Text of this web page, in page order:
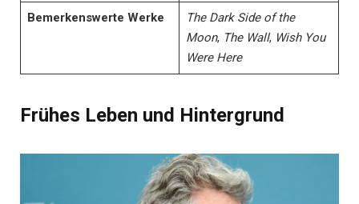
Bemerkenswerte Werke
The Dark Side of the
Moon, The Wall, Wish You
Were Here
Frühes Leben und Hintergrund